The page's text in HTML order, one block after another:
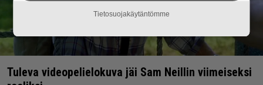
Tuleva videopelielokuva jäi Sam Neillin viimeiseksi
Tietosuojakäytäntömme